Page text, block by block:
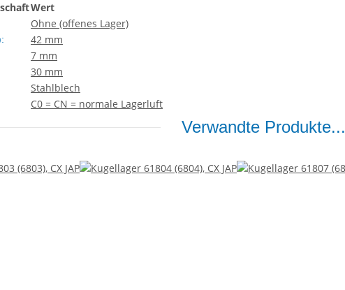
Wert
Ohne (offenes Lager)
42 mm
7 mm
30 mm
Stahlblech
C0 = CN = normale Lagerluft
Verwandte Produkte...